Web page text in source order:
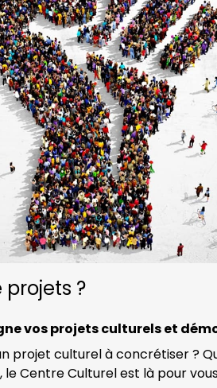
?
vos projets culturels et
projet culturel à concrétiser ?
, le Centre Culturel est là pour